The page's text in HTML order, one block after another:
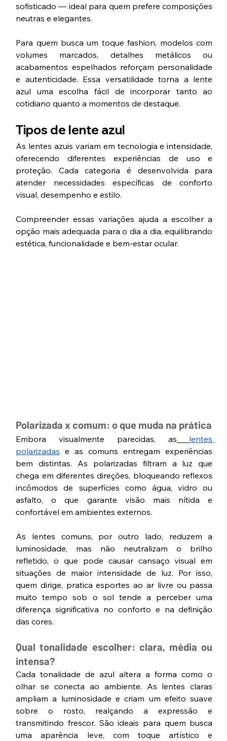
sofisticado — ideal para quem prefere composições
neutras e elegantes.
Para quem busca um toque fashion, modelos com
volumes marcados, detalhes metálicos ou
acabamentos espelhados reforçam personalidade
e autenticidade. Essa versatilidade torna a lente
azul uma escolha fácil de incorporar tanto ao
cotidiano quanto a momentos de destaque.
Tipos de lente azul
As lentes azuis variam em tecnologia e intensidade,
oferecendo diferentes experiências de uso e
proteção. Cada categoria é desenvolvida para
atender necessidades específicas de conforto
visual, desempenho e estilo.
Compreender essas variações ajuda a escolher a
opção mais adequada para o dia a dia, equilibrando
estética, funcionalidade e bem-estar ocular.
Polarizada x comum: o que muda na prática
Embora visualmente parecidas, as
lentes
polarizadas e as comuns entregam experiências
bem distintas. As polarizadas filtram a luz que
chega em diferentes direções, bloqueando reflexos
incômodos de superfícies como água, vidro ou
asfalto, o que garante visão mais nítida e
confortável em ambientes externos.
As lentes comuns, por outro lado, reduzem a
luminosidade, mas não neutralizam o brilho
refletido, o que pode causar cansaço visual em
situações de maior intensidade de luz. Por isso,
quem dirige, pratica esportes ao ar livre ou passa
muito tempo sob o sol tende a perceber uma
diferença significativa no conforto e na definição
das cores.
Qual tonalidade escolher: clara, média ou
intensa?
Cada tonalidade de azul altera a forma como o
olhar se conecta ao ambiente. As lentes claras
ampliam a luminosidade e criam um efeito suave
sobre o rosto, realçando a expressão e
transmitindo frescor. São ideais para quem busca
uma aparência leve, com toque artístico e